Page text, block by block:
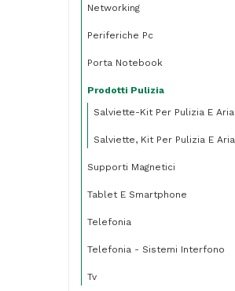
Networking
Periferiche Pc
Porta Notebook
Prodotti Pulizia
Salviette-Kit Per Pulizia E Aria
Salviette, Kit Per Pulizia E Aria
Supporti Magnetici
Tablet E Smartphone
Telefonia
Telefonia - Sistemi Interfono
Tv